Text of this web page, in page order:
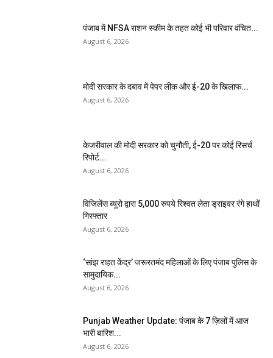
पंजाब में NFSA राशन स्कीम के तहत कोई भी परिवार वंचित...
August 6, 2026
मोदी सरकार के दबाव में पेपर लीक और ई-20 के खिलाफ...
August 6, 2026
केजरीवाल की मोदी सरकार को चुनौती, ई-20 पर कोई रिसर्च
रिपोर्ट...
August 6, 2026
विजिलेंस ब्यूरो द्वारा 5,000 रुपये रिश्वत लेता ड्राइवर रंगे हाथों
गिरफ्तार
August 6, 2026
‘सांझ राहत केंद्र’ जरूरतमंद महिलाओं के लिए पंजाब पुलिस के
सामुदायिक...
August 6, 2026
Punjab Weather Update: पंजाब के 7 ज़िलों में आज
भारी बारिश...
August 6, 2026